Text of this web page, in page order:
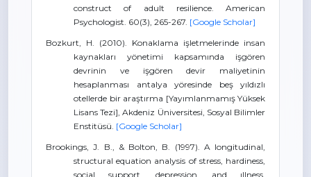
construct of adult resilience. American
Psychologist. 60(3), 265-267. [Google Scholar]
Bozkurt, H. (2010). Konaklama işletmelerinde insan
kaynakları yönetimi kapsamında işgören
devrinin ve işgören devir maliyetinin
hesaplanması antalya yöresinde beş yıldızlı
otellerde bir araştırma [Yayımlanmamış Yüksek
Lisans Tezi], Akdeniz Üniversitesi, Sosyal Bilimler
Enstitüsü. [Google Scholar]
Brookings, J. B., & Bolton, B. (1997). A longitudinal,
structural equation analysis of stress, hardiness,
social support, depression, and ıllness.